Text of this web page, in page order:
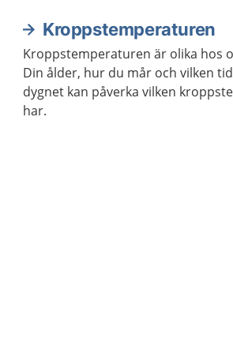
Kroppstemperaturen
Kroppstemperaturen är olika hos
Din ålder, hur du mår och vilken
dygnet kan påverka vilken
har.